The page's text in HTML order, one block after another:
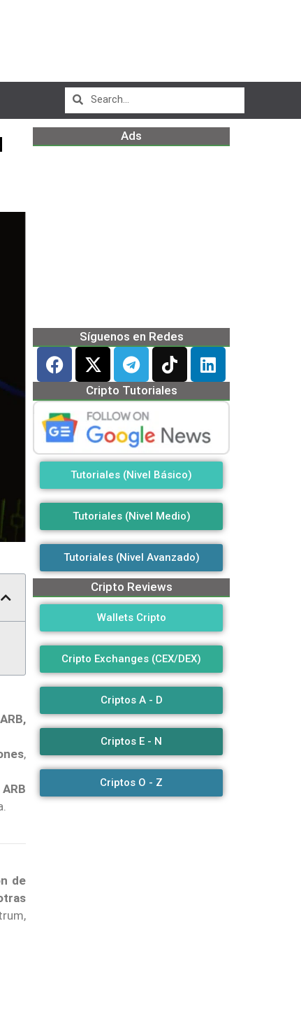
,
de
Ads
Síguenos en Redes
Cripto Tutoriales
Tutoriales (Nivel Básico)
Tutoriales (Nivel Medio)
Tutoriales (Nivel Avanzado)
Cripto Reviews
Wallets Cripto
Cripto Exchanges (CEX/DEX)
Criptos A - D
Criptos E - N
Criptos O - Z